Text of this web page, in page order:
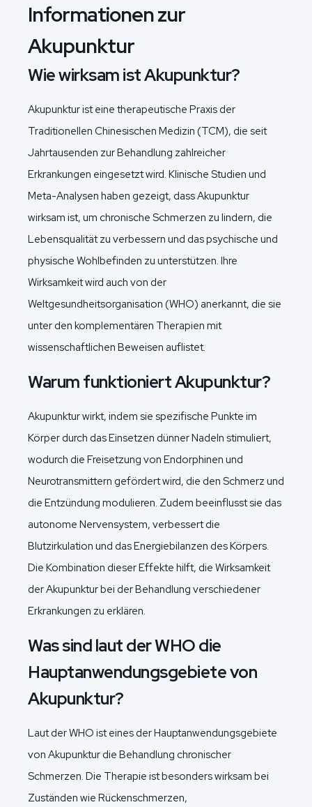
Informationen zur
Akupunktur
Wie wirksam ist Akupunktur?
Akupunktur ist eine therapeutische Praxis der
Traditionellen Chinesischen Medizin (TCM), die seit
Jahrtausenden zur Behandlung zahlreicher
Erkrankungen eingesetzt wird. Klinische Studien und
Meta-Analysen haben gezeigt, dass Akupunktur
wirksam ist, um chronische Schmerzen zu lindern, die
Lebensqualität zu verbessern und das psychische und
physische Wohlbefinden zu unterstützen. Ihre
Wirksamkeit wird auch von der
Weltgesundheitsorganisation (WHO) anerkannt, die sie
unter den komplementären Therapien mit
wissenschaftlichen Beweisen auflistet.
Warum funktioniert Akupunktur?
Akupunktur wirkt, indem sie spezifische Punkte im
Körper durch das Einsetzen dünner Nadeln stimuliert,
wodurch die Freisetzung von Endorphinen und
Neurotransmittern gefördert wird, die den Schmerz und
die Entzündung modulieren. Zudem beeinflusst sie das
autonome Nervensystem, verbessert die
Blutzirkulation und das Energiebilanzen des Körpers.
Die Kombination dieser Effekte hilft, die Wirksamkeit
der Akupunktur bei der Behandlung verschiedener
Erkrankungen zu erklären.
Was sind laut der WHO die
Hauptanwendungsgebiete von
Akupunktur?
Laut der WHO ist eines der Hauptanwendungsgebiete
von Akupunktur die Behandlung chronischer
Schmerzen. Die Therapie ist besonders wirksam bei
Zuständen wie Rückenschmerzen,